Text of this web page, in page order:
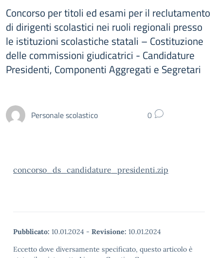
Concorso per titoli ed esami per il reclutamento
di dirigenti scolastici nei ruoli regionali presso
le istituzioni scolastiche statali – Costituzione
delle commissioni giudicatrici - Candidature
Presidenti, Componenti Aggregati e Segretari
Personale scolastico 0
concorso_ds_candidature_presidenti.zip
Pubblicato: 10.01.2024 - Revisione: 10.01.2024
Eccetto dove diversamente specificato, questo articolo è